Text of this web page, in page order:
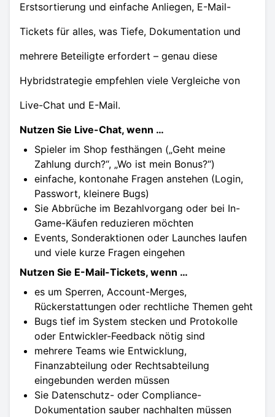
Erstsortierung und einfache Anliegen, E-Mail-
Tickets für alles, was Tiefe, Dokumentation und
mehrere Beteiligte erfordert – genau diese
Hybridstrategie empfehlen viele Vergleiche von
Live-Chat und E-Mail.
Nutzen Sie Live-Chat, wenn …
Spieler im Shop festhängen („Geht meine
Zahlung durch?“, „Wo ist mein Bonus?“)
einfache, kontonahe Fragen anstehen (Login,
Passwort, kleinere Bugs)
Sie Abbrüche im Bezahlvorgang oder bei In-
Game-Käufen reduzieren möchten
Events, Sonderaktionen oder Launches laufen
und viele kurze Fragen eingehen
Nutzen Sie E-Mail-Tickets, wenn …
es um Sperren, Account-Merges,
Rückerstattungen oder rechtliche Themen geht
Bugs tief im System stecken und Protokolle
oder Entwickler-Feedback nötig sind
mehrere Teams wie Entwicklung,
Finanzabteilung oder Rechtsabteilung
eingebunden werden müssen
Sie Datenschutz- oder Compliance-
Dokumentation sauber nachhalten müssen